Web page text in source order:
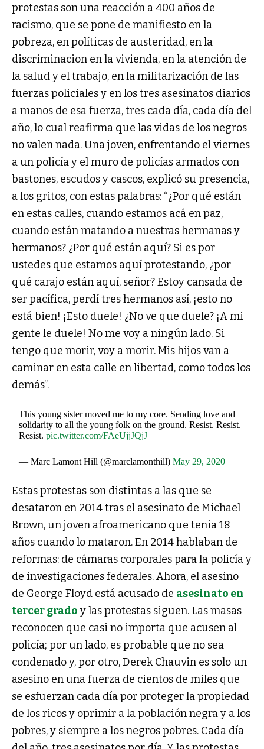
protestas son una reacción a 400 años de
racismo, que se pone de manifiesto en la
pobreza, en políticas de austeridad, en la
discriminacion en la vivienda, en la atención de
la salud y el trabajo, en la militarización de las
fuerzas policiales y en los tres asesinatos diarios
a manos de esa fuerza, tres cada día, cada día del
año, lo cual reafirma que las vidas de los negros
no valen nada. Una joven, enfrentando el viernes
a un policía y el muro de policías armados con
bastones, escudos y cascos, explicó su presencia,
a los gritos, con estas palabras: “¿Por qué están
en estas calles, cuando estamos acá en paz,
cuando están matando a nuestras hermanas y
hermanos? ¿Por qué están aquí? Si es por
ustedes que estamos aquí protestando, ¿por
qué carajo están aquí, señor? Estoy cansada de
ser pacífica, perdí tres hermanos así, ¡esto no
está bien! ¡Esto duele! ¿No ve que duele? ¡A mi
gente le duele! No me voy a ningún lado. Si
tengo que morir, voy a morir. Mis hijos van a
caminar en esta calle en libertad, como todos los
demás”.
This young sister moved me to my core. Sending love and
solidarity to all the young folk on the ground. Resist. Resist.
Resist.pic.twitter.com/FAeUjjJQjJ
— Marc Lamont Hill (@marclamonthill)May 29, 2020
Estas protestas son distintas a las que se
desataron en 2014 tras el asesinato de Michael
Brown, un joven afroamericano que tenia 18
años cuando lo mataron. En 2014 hablaban de
reformas: de cámaras corporales para la policía y
de investigaciones federales. Ahora, el asesino
de George Floyd está acusado de asesinato en
tercer grado y las protestas siguen. Las masas
reconocen que casi no importa que acusen al
policía; por un lado, es probable que no sea
condenado y, por otro, Derek Chauvin es solo un
asesino en una fuerza de cientos de miles que
se esfuerzan cada día por proteger la propiedad
de los ricos y oprimir a la población negra y a los
pobres, y siempre a los negros pobres. Cada día